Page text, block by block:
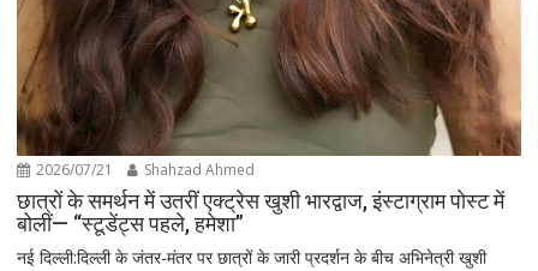
2026/07/21 Shahzad Ahmed
छात्रों के समर्थन में उतरीं एक्ट्रेस खुशी भारद्वाज, इंस्टाग्राम पोस्ट में
बोलीं— “स्टूडेंट्स पहले, हमेशा”
नई दिल्ली:दिल्ली के जंतर-मंतर पर छात्रों के जारी प्रदर्शन के बीच अभिनेत्री खुशी